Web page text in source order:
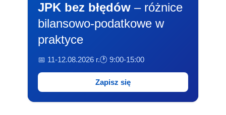
JPK bez błędów – różnice
bilansowo-podatkowe w
praktyce
📅 11-12.08.2026 r.🕐 9:00-15:00
Zapisz się